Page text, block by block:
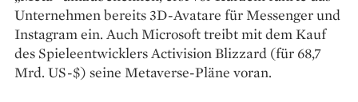
Unternehmen bereits 3D-Avatare für Messenger und
Instagram ein. Auch Microsoft treibt mit dem Kauf
des Spieleentwicklers Activision Blizzard (für 68,7
Mrd. US-$) seine Metaverse-Pläne voran.